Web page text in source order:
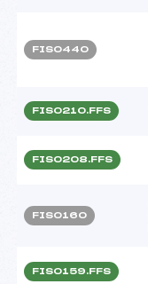
FIS0440
FIS0210.FFS
FIS0208.FFS
FIS0160
FIS0159.FFS